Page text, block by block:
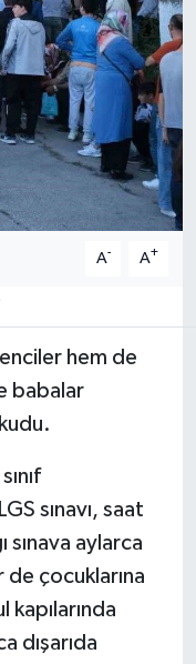
A- A+
hem de
babalar
sınavı, saat
sınava aylarca
çocuklarına
dışarıda